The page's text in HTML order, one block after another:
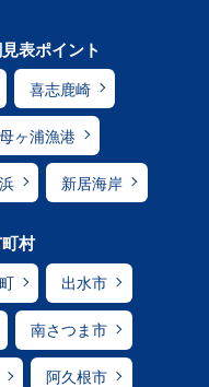
表ポイント
喜志鹿崎
ヶ浦漁港
新居海岸
村
出水市
南さつま市
阿久根市